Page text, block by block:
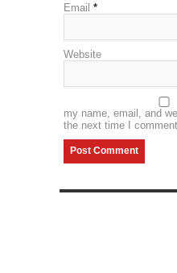
Email *
Website
my name, email, and
the next time I comment.